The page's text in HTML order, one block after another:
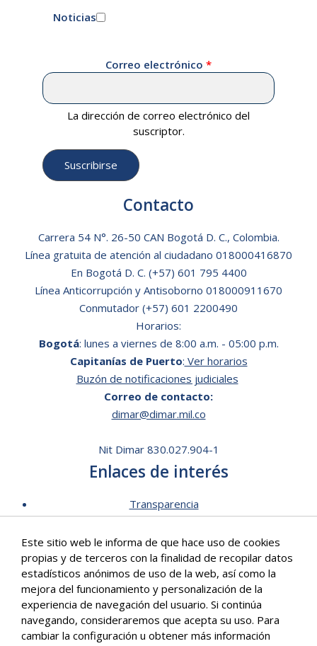
Noticias
Correo electrónico
La dirección de correo electrónico del
suscriptor.
Contacto
Carrera 54 N°. 26-50 CAN Bogotá D. C., Colombia.
Línea gratuita de atención al ciudadano 018000416870
En Bogotá D. C. (+57) 601 795 4400
Línea Anticorrupción y Antisoborno 018000911670
Conmutador (+57) 601 2200490
Horarios:
Bogotá: lunes a viernes de 8:00 a.m. - 05:00 p.m.
Capitanías de Puerto: Ver horarios
Buzón de notificaciones judiciales
Correo de contacto:
dimar@dimar.mil.co
Nit Dimar 830.027.904-1
Enlaces de interés
Transparencia
Mecanismos de contacto
Software para personas en situación de discapacidad
Signos en Red
Intranet de Dimar
Correo Institucional
Políticas
Este sitio web le informa de que hace uso de cookies
propias y de terceros con la finalidad de recopilar datos
estadísticos anónimos de uso de la web, así como la
mejora del funcionamiento y personalización de la
experiencia de navegación del usuario. Si continúa
navegando, consideraremos que acepta su uso. Para
cambiar la configuración u obtener más información